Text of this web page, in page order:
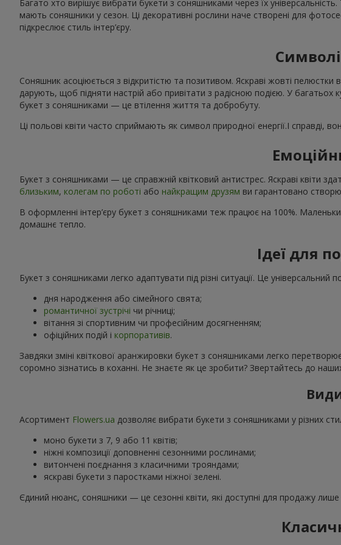
Багато хто вирішує вибрати букети з соняшниками через їх
мають соняшники у сезон. Ці декоративні рослини наче створені для
підкреслює стиль інтер’єру.
Соняшник асоціюється з відкритістю та позитивом. Яскраві жовті
дарують, щоб підняти настрій або привітати з радісною подією. У
букет з соняшниками — це втілення життя та добробуту.
Ці польові квіти часто сприймають як символ природної енергії.І
Букет з соняшниками — це справжній квітковий антистрес. Яскраві квіти
близьким, колегам по роботі або найкращим друзям ви гарантовано
В оформленні інтер’єру букет з соняшниками теж працює на 100%.
домашнє тепло.
Ідеї для
Букет з соняшниками легко адаптувати під різні ситуації. Це
дня народження або сімейного свята;
романтичної зустрічі чи річниці;
вітання зі спортивним чи професійним досягненням;
офіційних подій і корпоративів.
Завдяки зміні квіткової аранжировки букет з соняшниками легко
соромно зізнатись в коханні. Не знаєте як це зробити? Звертайтесь до
Асортимент Flowers.ua дозволяє вибрати букети з соняшниками у різних
моно букети з 7, 9 або 11 квітів;
ніжні композиції доповненні сезонними рослинами;
витончені поєднання з класичними трояндами;
яскраві букети з паростками ніжної зелені.
Єдиний нюанс, соняшники — це сезонні квіти, які доступні для продажу лише